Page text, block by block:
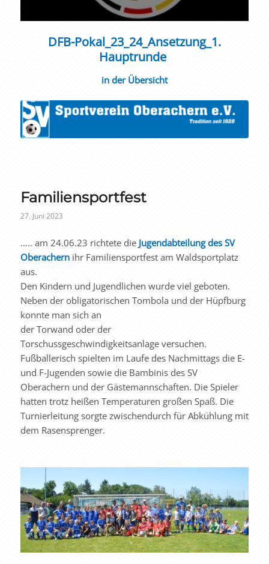
DFB-Pokal_23_24_Ansetzung_1.
Hauptrunde
in der Übersicht
Familiensportfest
27. Juni 2023
….. am 24.06.23 richtete die Jugendabteilung des SV
Oberachernihr Familiensportfest am Waldsportplatz
aus.
Den Kindern und Jugendlichen wurde viel geboten.
Neben der obligatorischen Tombola und der Hüpfburg
konnte man sich an
der Torwand oder der
Torschussgeschwindigkeitsanlage versuchen.
Fußballerisch spielten im Laufe des Nachmittags die E-
und F-Jugenden sowie die Bambinis des SV
Oberachern und der Gästemannschaften. Die Spieler
hatten trotz heißen Temperaturen großen Spaß. Die
Turnierleitung sorgte zwischendurch für Abkühlung mit
dem Rasensprenger.